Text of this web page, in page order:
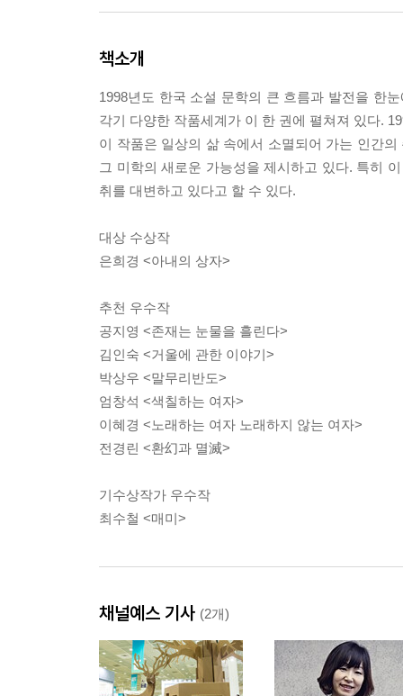
책소개
1998년도 한국 소설 문학의 큰 흐름과 발전을 한
각기 다양한 작품세계가 이 한 권에 펼쳐져 있다.
이 작품은 일상의 삶 속에서 소멸되어 가는 인간
그 미학의 새로운 가능성을 제시하고 있다. 특히
취를 대변하고 있다고 할 수 있다.
대상 수상작
은희경 <아내의 상자>
추천 우수작
공지영 <존재는 눈물을 흘린다>
김인숙 <거울에 관한 이야기>
박상우 <말무리반도>
엄창석 <색칠하는 여자>
이혜경 <노래하는 여자 노래하지 않는 여자>
전경린 <환幻과 멸滅>
기수상작가 우수작
최수철 <매미>
채널예스 기사 (2개)